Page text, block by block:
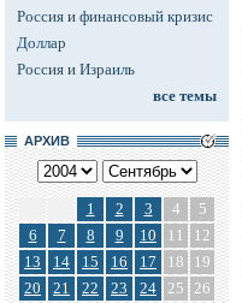
Россия и финансовый кризис
Доллар
Россия и Израиль
все темы
АРХИВ
1 2 3 4
5
6
7 8 9 10 11
12
13
14 15 16 17 18
19
20
21 22 23 24 25 26